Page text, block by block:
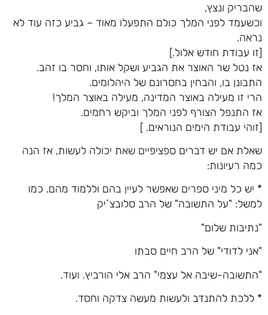
שהבריק ונצץ,
וכשעמד לפני המלך כולם התפעלו מאוד – גביע כזה עוד לא
נראה.
[זו עבודת חודש אלול.]
אז נטל שר האוצר את הגביע ושקל אותו, וחסר בו זהב.
התבונן בו, והבחין בחסרונם של היהלומים.
הרי זו מעילה באוצר המדינה, מעילה באוצר המלך!
אז התנפל הצורף לפני המלך וביקש רחמים.
[זוהי עבודת הימים הנוראים. ]
שאלת אם יש דברים ספציפיים שאת יכולה לעשות, אז הנה
כמה רעיונות:
* יש כל מיני ספרים שאפשר לעיין בהם וללמוד מהם. כמו
למשל: "על התשובה" של הרב סלובצ´יק
"נתיבות שלום"
"אני לדודי" של הרב חיים סבתו
"התשובה-שיבה אל עצמי" הרב אלי הורביץ. ועוד.
* ללכת להתנדב ולעשות מעשה צדקה וחסד.